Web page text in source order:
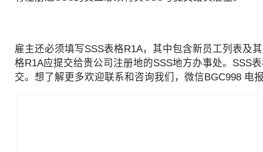
雇主还必须填写SSS表格R1A，其中包含新员工列表及
格R1A应提交给贵公司注册地的SSS地方办事处。SSS
交。想了解更多欢迎联系和咨询我们，微信BGC998 电